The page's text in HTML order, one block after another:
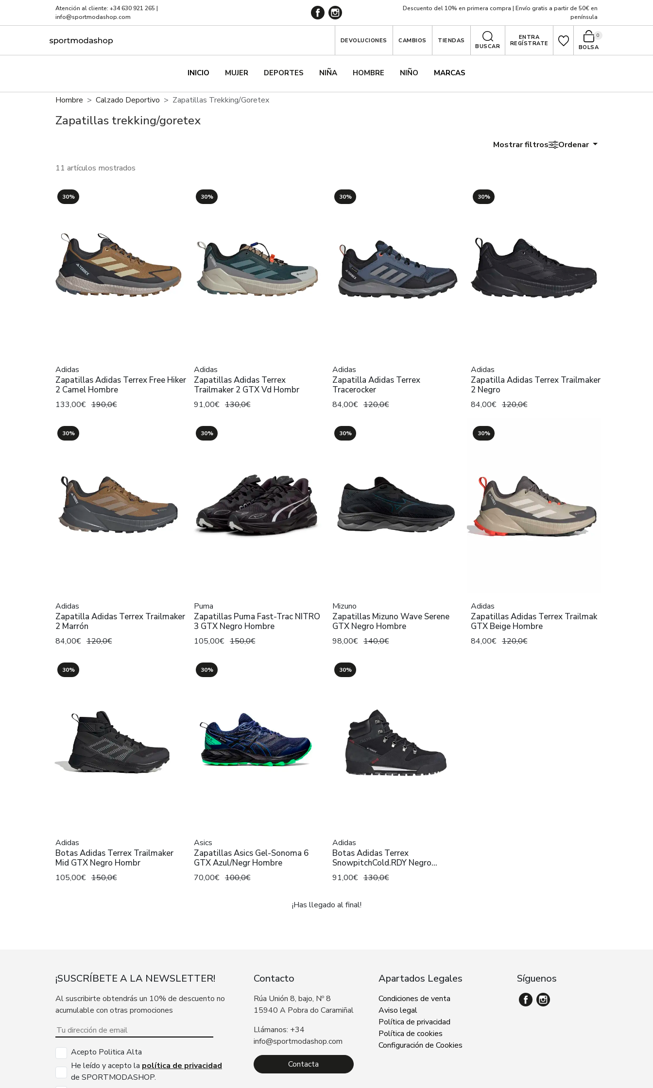
Atención al cliente: +34 630 921 265 |
info@sportmodashop.com
Descuento del 10% en primera compra | Envío gratis a partir de 50€ en
península
INICIO MUJER DEPORTES NIÑA HOMBRE NIÑO MARCAS
DEVOLUCIONES CAMBIOS
TIENDAS
BUSCAR
ENTRA
REGÍSTRATE
BOLSA
0
Hombre Calzado Deportivo Zapatillas Trekking/goretex
Zapatillas trekking/goretex
Mostrar filtros Ordenar
11 artículos mostrados
30%
Adidas
Zapatillas Adidas Terrex Free Hiker
2 Camel Hombre
133,00€ 190,0€
30%
Adidas
Zapatillas Adidas Terrex
Trailmaker 2 GTX Vd Hombr
91,00€ 130,0€
30%
Adidas
Zapatilla Adidas Terrex
Tracerocker
84,00€ 120,0€
30%
Adidas
Zapatilla Adidas Terrex Trailmaker
2 Negro
84,00€ 120,0€
30%
Adidas
Zapatilla Adidas Terrex Trailmaker
2 Marrón
84,00€ 120,0€
30%
Puma
Zapatillas Puma Fast-Trac NITRO
3 GTX Negro Hombre
105,00€ 150,0€
30%
Mizuno
Zapatillas Mizuno Wave Serene
GTX Negro Hombre
98,00€ 140,0€
30%
Adidas
Zapatillas Adidas Terrex Trailmak
GTX Beige Hombre
84,00€ 120,0€
30%
Adidas
Botas Adidas Terrex Trailmaker
Mid GTX Negro Hombr
105,00€ 150,0€
30%
Asics
Zapatillas Asics Gel-Sonoma 6
GTX Azul/Negr Hombre
70,00€ 100,0€
30%
Adidas
Botas Adidas Terrex
SnowpitchCold.RDY Negro
Hombre
91,00€ 130,0€
¡Has llegado al final!
¡SUSCRÍBETE A LA NEWSLETTER!
Al suscribirte obtendrás un 10% de descuento no
acumulable con otras promociones
Acepto Politica Alta
He leído y acepto la política de privacidad
de SPORTMODASHOP.
Contacto
Rúa Unión 8, bajo, Nº 8
15940 A Pobra do Caramiñal
Llámanos: +34
info@sportmodashop.com
Contacta
Apartados Legales
Condiciones de venta
Aviso legal
Política de privacidad
Política de cookies
Configuración de Cookies
Síguenos